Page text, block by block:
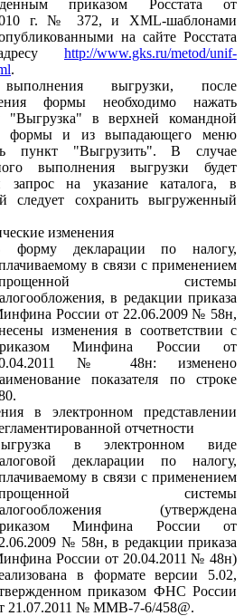
приказом Росстата от
г. № 372, и XML-шаблонами
на сайте Росстата
http://www.gks.ru/metod/unif-
.
выгрузки, после
формы необходимо нажать
"Выгрузка" в верхней командной
формы и из выпадающего меню
пункт "Выгрузить". В случае
выполнения выгрузки будет
запрос на указание каталога, в
следует сохранить выгруженный
изменения
форму декларации по налогу,
в связи с применением
системы
в редакции приказа
России от 22.06.2009 № 58н,
изменения в соответствии с
Минфина России от
№ 48н: изменено
показателя по строке
в электронном представлении
отчетности
в электронном виде
декларации по налогу,
в связи с применением
системы
(утверждена
Минфина России от
№ 58н, в редакции приказа
России от 20.04.2011 № 48н)
в формате версии 5.02,
приказом ФНС России
21.07.2011 № ММВ-7-6/458@.